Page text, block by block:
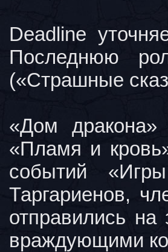
Deadline
Последнюю
(«Страшные
«Дом
«Пламя и
событий
Таргариенов,
отправились
враждующими